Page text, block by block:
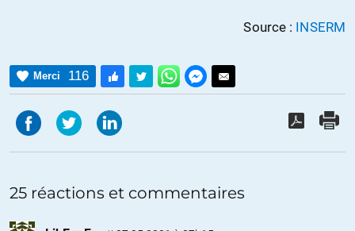
Source : INSERM
Merci 116
25 réactions et commentaires